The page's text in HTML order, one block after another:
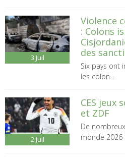
3 Juil
Violence
: Colons
des
Six pays ont
les colon...
2 Juil
CES jeux
et ZDF
De
monde 2026